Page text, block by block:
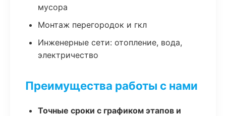
мусора
Монтаж перегородок и гкл
Инженерные сети: отопление, вода,
электричество
Преимущества работы с нами
Точные сроки с графиком этапов и